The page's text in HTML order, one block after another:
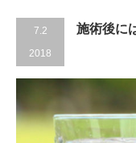
7.2
2018
施術後に